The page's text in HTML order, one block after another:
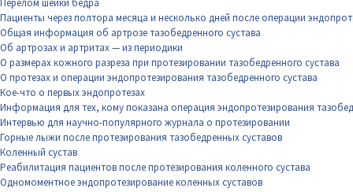
Перелом шейки бедра
Пациенты через полтора месяца и несколько дней после операции
Общая информация об артрозе тазобедренного сустава
Об артрозах и артритах — из периодики
О размерах кожного разреза при протезировании тазобедренного сустава
О протезах и операции эндопротезирования тазобедренного сустава
Кое-что о первых эндопротезах
Информация для тех, кому показана операция эндопротезирования
Интервью для научно-популярного журнала о протезировании
Горные лыжи после протезирования тазобедренных суставов
Коленный сустав
Реабилитация пациентов после протезирования коленного сустава
Одномоментное эндопротезирование коленных суставов